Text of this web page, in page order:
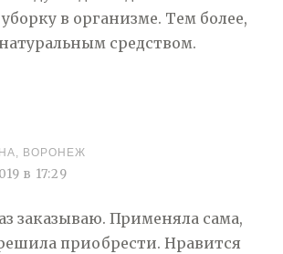
в организме. Тем более,
средством.
ВОРОНЕЖ
в 17:29
заказываю. Применяла сама,
приобрести. Нравится